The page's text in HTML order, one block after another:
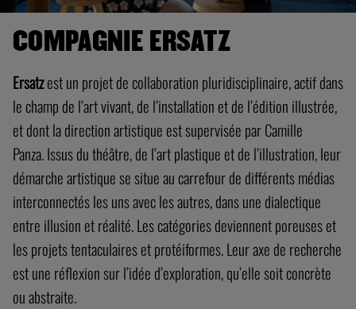
COMPAGNIE ERSATZ
Ersatzest un projet de collaboration pluridisciplinaire, actif dans
le champ de l’art vivant, de l’installation et de l’édition illustrée,
et dont la direction artistique est supervisée par Camille
Panza. Issus du théâtre, de l’art plastique et de l’illustration, leur
démarche artistique se situe au carrefour de différents médias
interconnectés les uns avec les autres, dans une dialectique
entre illusion et réalité. Les catégories deviennent poreuses et
les projets tentaculaires et protéiformes. Leur axe de recherche
est une réflexion sur l’idée d’exploration, qu’elle soit concrète
ou abstraite.